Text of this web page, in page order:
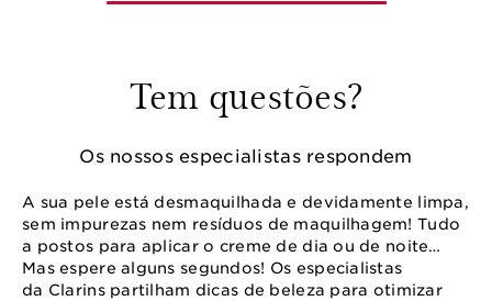
Tem questões?
Os nossos especialistas respondem
A sua pele está desmaquilhada e devidamente limpa,
sem impurezas nem resíduos de maquilhagem! Tudo
a postos para aplicar o creme de dia ou de noite…
Mas espere alguns segundos! Os especialistas
da Clarins partilham dicas de beleza para otimizar